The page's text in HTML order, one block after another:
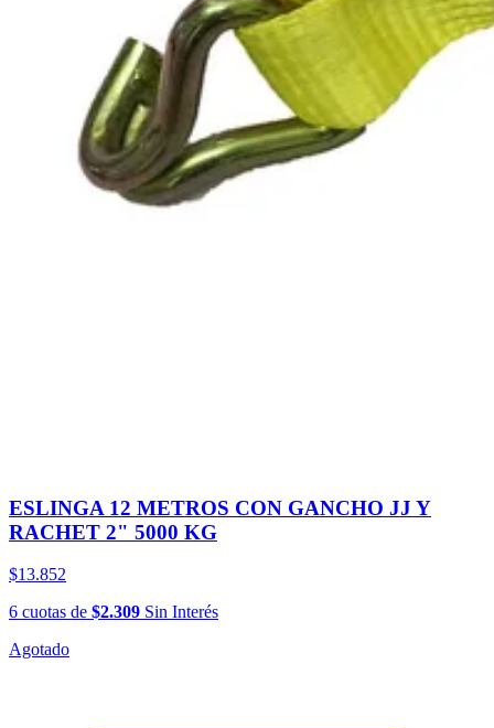
ESLINGA 12 METROS CON GANCHO JJ Y
RACHET 2" 5000 KG
$13.852
6 cuotas de $2.309 Sin Interés
Agotado